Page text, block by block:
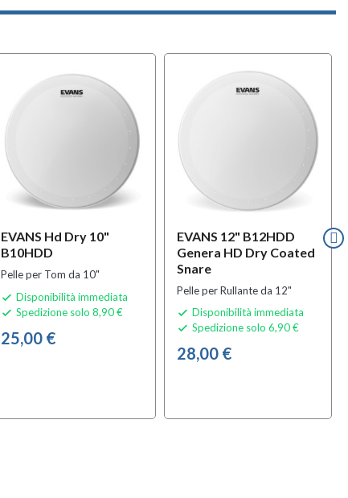
EVANS Hd Dry 10"
B10HDD
Pelle per Tom da 10"
 Disponibilità immediata
 Spedizione solo 8,90 €
25,00 €
EVANS 12" B12HDD
Genera HD Dry Coated
Snare
Pelle per Rullante da 12"
 Disponibilità immediata
 Spedizione solo 6,90 €
28,00 €